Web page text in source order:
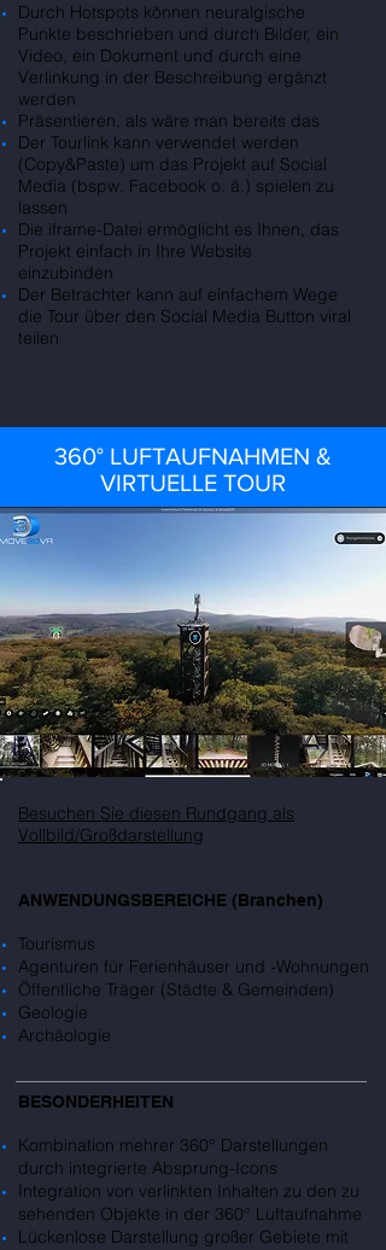
Durch Hotspots können neuralgische
Punkte beschrieben und durch Bilder, ein
Video, ein Dokument und durch eine
Verlinkung in der Beschreibung ergänzt
werden
Präsentieren, als wäre man bereits das
Der Tourlink kann verwendet werden
(Copy&Paste) um das Projekt auf Social
Media (bspw. Facebook o. ä.) spielen zu
lassen
Die iframe-Datei ermöglicht es Ihnen, das
Projekt einfach in Ihre Website
einzubinden
Der Betrachter kann auf einfachem Wege
die Tour über den Social Media Button viral
teilen
360° LUFTAUFNAHMEN &
VIRTUELLE TOUR
Besuchen Sie diesen Rundgang als
Vollbild/Großdarstellung
ANWENDUNGSBEREICHE (Branchen)
Tourismus
Agenturen für Ferienhäuser und -Wohnungen
Öffentliche Träger (Städte & Gemeinden)
Geologie
Archäologie
BESONDERHEITEN
Kombination mehrer 360° Darstellungen
durch integrierte Absprung-Icons
Integration von verlinkten Inhalten zu den zu
sehenden Objekte in der 360° Luftaufnahme
Lückenlose Darstellung großer Gebiete mit